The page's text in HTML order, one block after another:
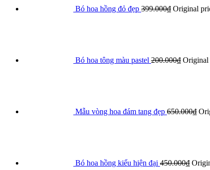
Bó hoa hồng đỏ đẹp 399.000₫ Original
Bó hoa tông màu pastel 200.000₫ Original
Mẫu vòng hoa đám tang đẹp 650.000₫
Bó hoa hồng kiểu hiện đại 450.000₫